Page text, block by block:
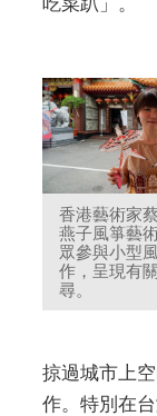
香港藝術家
燕子風箏藝
眾參與小型
作，呈現有
尋。
掠過城市上
作。特別在